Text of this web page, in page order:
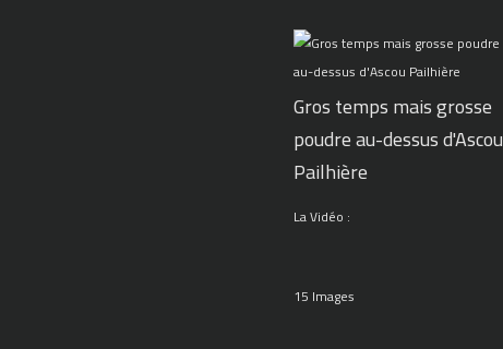
Gros temps mais grosse
poudre au-dessus d'Ascou
Pailhière
La Vidéo :
15 Images